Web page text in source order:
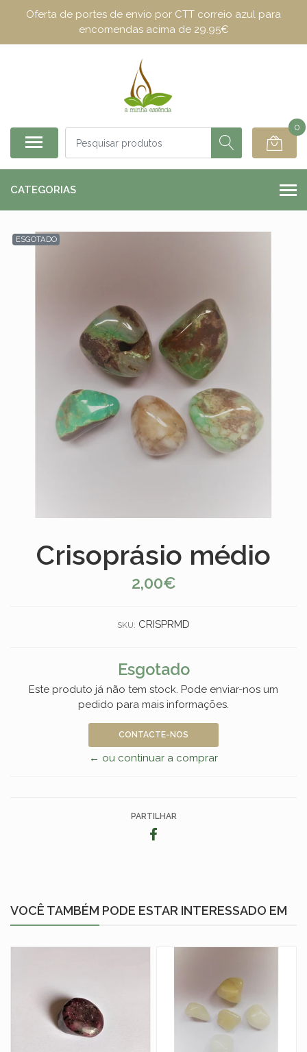
Oferta de portes de envio por CTT correio azul para
encomendas acima de 29.95€
0
CATEGORIAS
ESGOTADO
Crisoprásio médio
2,00€
SKU: CRISPRMD
Esgotado
Este produto já não tem stock. Pode enviar-nos um
pedido para mais informações.
CONTACTE-NOS
← ou continuar a comprar
PARTILHAR
VOCÊ TAMBÉM PODE ESTAR INTERESSADO EM